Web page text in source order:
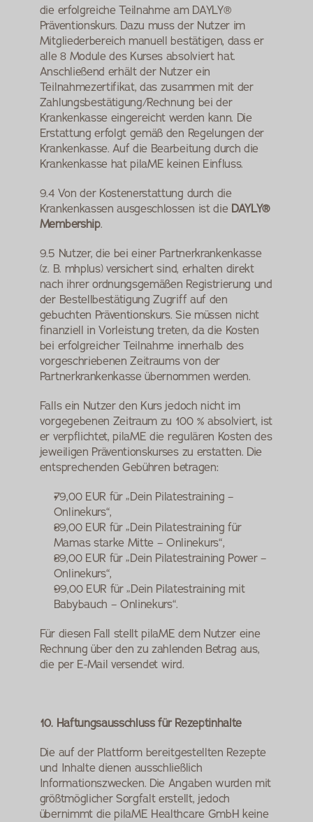
die erfolgreiche Teilnahme am DAYLY®
Präventionskurs. Dazu muss der Nutzer im
Mitgliederbereich manuell bestätigen, dass er
alle 8 Module des Kurses absolviert hat.
Anschließend erhält der Nutzer ein
Teilnahmezertifikat, das zusammen mit der
Zahlungsbestätigung/Rechnung bei der
Krankenkasse eingereicht werden kann. Die
Erstattung erfolgt gemäß den Regelungen der
Krankenkasse. Auf die Bearbeitung durch die
Krankenkasse hat pilaME keinen Einfluss.
9.4 Von der Kostenerstattung durch die
Krankenkassen ausgeschlossen ist die DAYLY®
Membership.
9.5 Nutzer, die bei einer Partnerkrankenkasse
(z. B. mhplus) versichert sind, erhalten direkt
nach ihrer ordnungsgemäßen Registrierung und
der Bestellbestätigung Zugriff auf den
gebuchten Präventionskurs. Sie müssen nicht
finanziell in Vorleistung treten, da die Kosten
bei erfolgreicher Teilnahme innerhalb des
vorgeschriebenen Zeitraums von der
Partnerkrankenkasse übernommen werden.
Falls ein Nutzer den Kurs jedoch nicht im
vorgegebenen Zeitraum zu 100 % absolviert, ist
er verpflichtet, pilaME die regulären Kosten des
jeweiligen Präventionskurses zu erstatten. Die
entsprechenden Gebühren betragen:
79,00 EUR für „Dein Pilatestraining –
Onlinekurs“,
89,00 EUR für „Dein Pilatestraining für
Mamas starke Mitte – Onlinekurs“,
89,00 EUR für „Dein Pilatestraining Power –
Onlinekurs“,
99,00 EUR für „Dein Pilatestraining mit
Babybauch – Onlinekurs“.
Für diesen Fall stellt pilaME dem Nutzer eine
Rechnung über den zu zahlenden Betrag aus,
die per E-Mail versendet wird.
10. Haftungsausschluss für Rezeptinhalte
Die auf der Plattform bereitgestellten Rezepte
und Inhalte dienen ausschließlich
Informationszwecken. Die Angaben wurden mit
größtmöglicher Sorgfalt erstellt, jedoch
übernimmt die pilaME Healthcare GmbH keine